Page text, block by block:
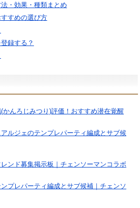
・効果・種類まとめ
すめの選び方
録する？
(かんろじみつり)評価！おすすめ潜在覚醒
アルジェのテンプレパーティ編成とサブ候
レンド募集掲示板｜チェンソーマンコラボ
ンプレパーティ編成とサブ候補｜チェンソ